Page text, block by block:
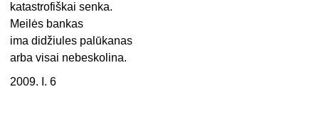
katastrofiškai senka.
Meilės bankas
ima didžiules palūkanas
arba visai nebeskolina.
2009. I. 6